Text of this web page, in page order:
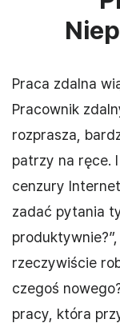
Praca zdalna
Pracownik
rozprasza,
patrzy na ręce.
cenzury
zadać pytania
rzeczywiście
czegoś
pracy, która